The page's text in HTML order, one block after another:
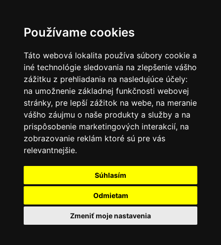
Používame cookies
Táto webová lokalita používa súbory cookie a
iné technológie sledovania na zlepšenie vášho
zážitku z prehliadania na nasledujúce účely:
na umožnenie základnej funkčnosti webovej
stránky, pre lepší zážitok na webe, na meranie
vášho záujmu o naše produkty a služby a na
prispôsobenie marketingových interakcií, na
zobrazovanie reklám ktoré sú pre vás
relevantnejšie.
Súhlasím
Odmietam
Zmeniť moje nastavenia